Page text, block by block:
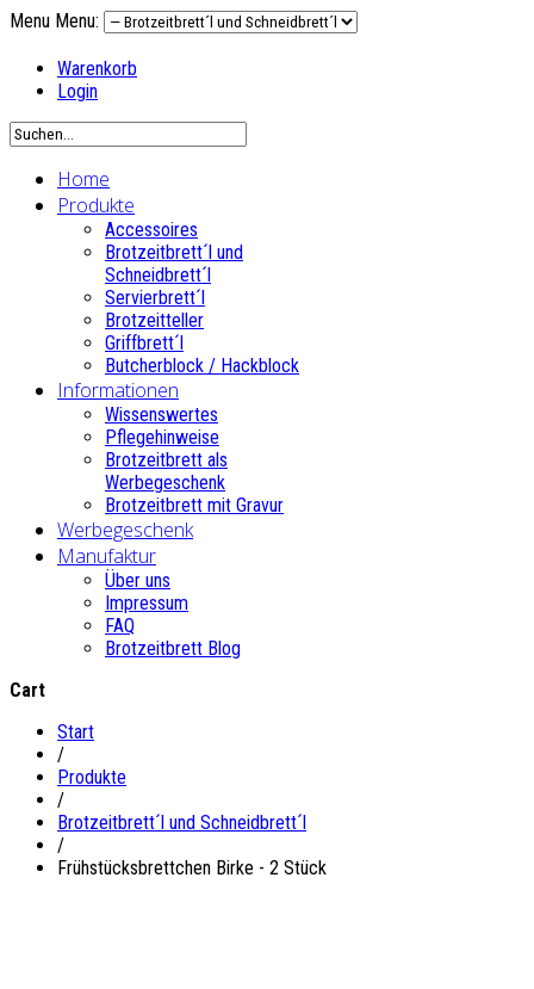
Menu Menu:
Warenkorb
Login
Home
Produkte
Accessoires
Brotzeitbrett´l und
Schneidbrett´l
Servierbrett´l
Brotzeitteller
Griffbrett´l
Butcherblock / Hackblock
Informationen
Wissenswertes
Pflegehinweise
Brotzeitbrett als
Werbegeschenk
Brotzeitbrett mit Gravur
Werbegeschenk
Manufaktur
Über uns
Impressum
FAQ
Brotzeitbrett Blog
Cart
Start
/
Produkte
/
Brotzeitbrett´l und Schneidbrett´l
/
Frühstücksbrettchen Birke - 2 Stück